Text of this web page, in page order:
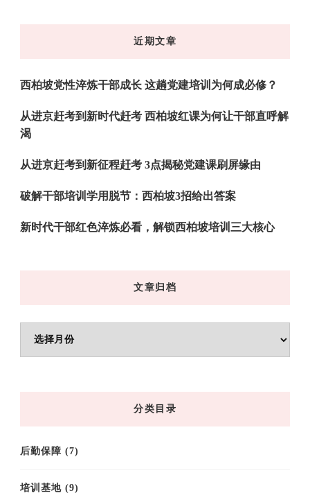
近期文章
西柏坡党性淬炼干部成长 这趟党建培训为何成必修？
从进京赶考到新时代赶考 西柏坡红课为何让干部直呼解
渴
从进京赶考到新征程赶考 3点揭秘党建课刷屏缘由
破解干部培训学用脱节：西柏坡3招给出答案
新时代干部红色淬炼必看，解锁西柏坡培训三大核心
文章归档
分类目录
后勤保障 (7)
培训基地 (9)